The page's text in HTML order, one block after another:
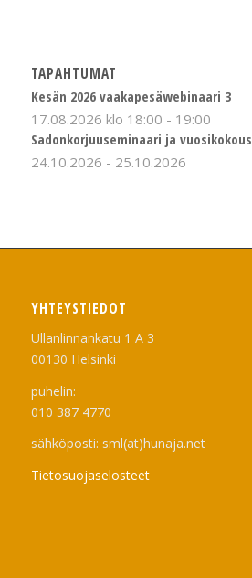
TAPAHTUMAT
Kesän 2026 vaakapesäwebinaari 3
17.08.2026 klo 18:00 - 19:00
Sadonkorjuuseminaari ja vuosikokous
24.10.2026 - 25.10.2026
YHTEYSTIEDOT
Ullanlinnankatu 1 A 3
00130 Helsinki
puhelin:
010 387 4770
sähköposti: sml(at)hunaja.net
Tietosuojaselosteet